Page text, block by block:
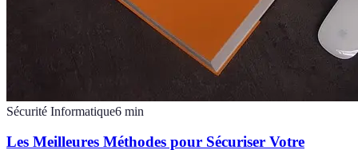
Sécurité Informatique6 min
Les Meilleures Méthodes pour Sécuriser Votre